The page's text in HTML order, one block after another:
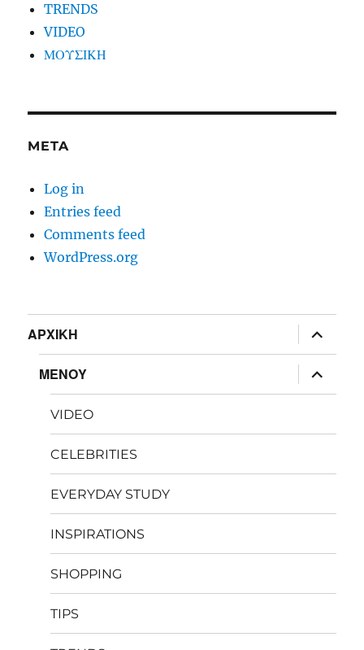
TRENDS
VIDEO
ΜΟΥΣΙΚΗ
META
Log in
Entries feed
Comments feed
WordPress.org
ΑΡΧΙΚΗ
expand
child
menu
ΜΕΝΟΥ
expand
child
menu
VIDEO
CELEBRITIES
EVERYDAY STUDY
INSPIRATIONS
SHOPPING
TIPS